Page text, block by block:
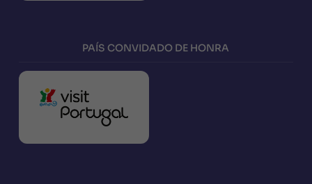
PAÍS CONVIDADO DE HONRA